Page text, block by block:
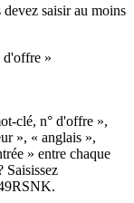
saisir au moins
d'offre »
clé, n° d'offre »,
», « anglais »,
» entre chaque
Saisissez